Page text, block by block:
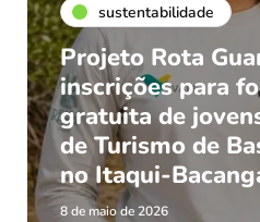
sustentabilidade
Projeto Rota
inscrições para
gratuita de
de Turismo de
no Itaqui-
8 de maio de 2026